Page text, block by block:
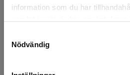
information som du har
Nödvändig
Det verkar som att du
nyponochviljaforlag.se via en
Sverige. För att kunna